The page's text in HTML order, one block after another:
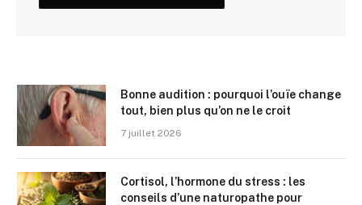
Bonne audition : pourquoi l’ouïe change
tout, bien plus qu’on ne le croit
7 juillet 2026
Cortisol, l’hormone du stress : les
conseils d’une naturopathe pour